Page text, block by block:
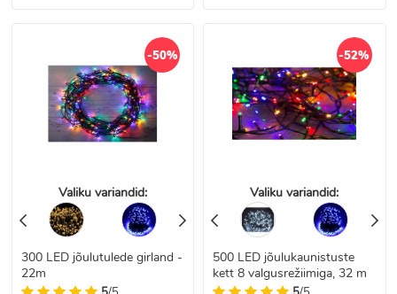
-50%
Valiku variandid:
300 LED jõulutulede girland -
22m
-52%
Valiku variandid:
500 LED jõulukaunistuste
kett 8 valgusrežiimiga, 32 m